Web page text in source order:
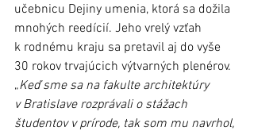
učebnicu Dejiny umenia, ktorá sa dožila
mnohých reedícií. Jeho vrelý vzťah
k rodnému kraju sa pretavil aj do vyše
30 rokov trvajúcich výtvarných plenérov.
„Keď sme sa na fakulte architektúry
v Bratislave rozprávali o stážach
študentov v prírode, tak som mu navrhol,